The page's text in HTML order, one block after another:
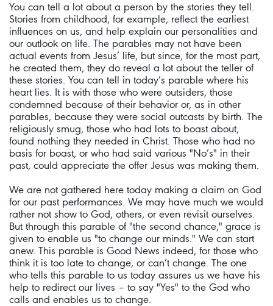
You can tell a lot about a person by the stories they tell.
Stories from childhood, for example, reflect the earliest
influences on us, and help explain our personalities and
our outlook on life. The parables may not have been
actual events from Jesus’ life, but since, for the most part,
he created them, they do reveal a lot about the teller of
these stories. You can tell in today’s parable where his
heart lies. It is with those who were outsiders, those
condemned because of their behavior or, as in other
parables, because they were social outcasts by birth. The
religiously smug, those who had lots to boast about,
found nothing they needed in Christ. Those who had no
basis for boast, or who had said various "No’s" in their
past, could appreciate the offer Jesus was making them.
We are not gathered here today making a claim on God
for our past performances. We may have much we would
rather not show to God, others, or even revisit ourselves.
But through this parable of "the second chance," grace is
given to enable us "to change our minds." We can start
anew. This parable is Good News indeed, for those who
think it is too late to change, or can’t change. The one
who tells this parable to us today assures us we have his
help to redirect our lives – to say "Yes" to the God who
calls and enables us to change.